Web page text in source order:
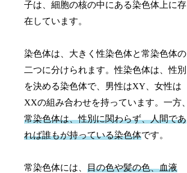
子は、細胞の核の中にある染色体上に存
在しています。
染色体は、大きく性染色体と常染色体の
二つに分けられます。性染色体は、性別
を決める染色体で、男性はXY、女性は
XXの組み合わせを持っています。一方、
常染色体は、性別に関わらず、人間であ
れば誰もが持っている染色体です。
常染色体には、目の色や髪の色、血液